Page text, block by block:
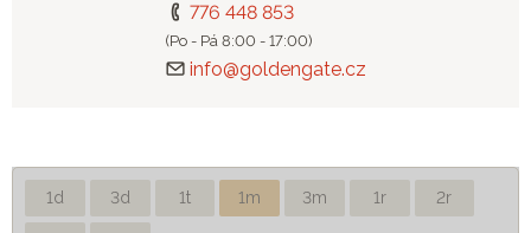
776 448 853
(Po - Pá 8:00 - 17:00)
info@goldengate.cz
1d 3d 1t 1m 3m 1r 2r